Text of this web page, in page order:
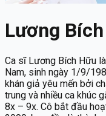
Lương
Ca sĩ Lương Bích Hữu
Nam, sinh ngày 1/9/
khán giả yêu mến bởi
trung và nhiều ca khúc
8x – 9x. Cô bắt đầu